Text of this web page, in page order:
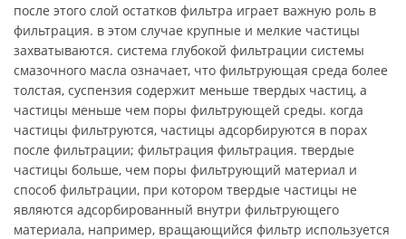
после этого слой остатков фильтра играет важную роль в
фильтрация. в этом случае крупные и мелкие частицы
захватываются. система глубокой фильтрации системы
смазочного масла означает, что фильтрующая среда более
толстая, суспензия содержит меньше твердых частиц, а
частицы меньше чем поры фильтрующей среды. когда
частицы фильтруются, частицы адсорбируются в порах
после фильтрации; фильтрация фильтрация. твердые
частицы больше, чем поры фильтрующий материал и
способ фильтрации, при котором твердые частицы не
являются адсорбированный внутри фильтрующего
материала, например, вращающийся фильтр используется